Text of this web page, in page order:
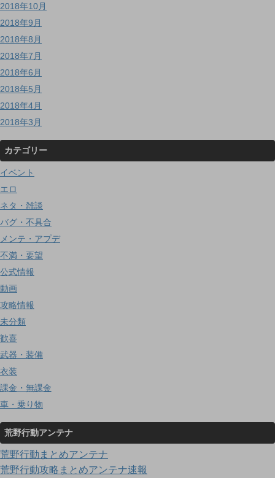
2018年10月
2018年9月
2018年8月
2018年7月
2018年6月
2018年5月
2018年4月
2018年3月
カテゴリー
イベント
エロ
ネタ・雑談
バグ・不具合
メンテ・アプデ
不満・要望
公式情報
動画
攻略情報
未分類
歓喜
武器・装備
衣装
課金・無課金
車・乗り物
荒野行動アンテナ
荒野行動まとめアンテナ
荒野行動攻略まとめアンテナ速報